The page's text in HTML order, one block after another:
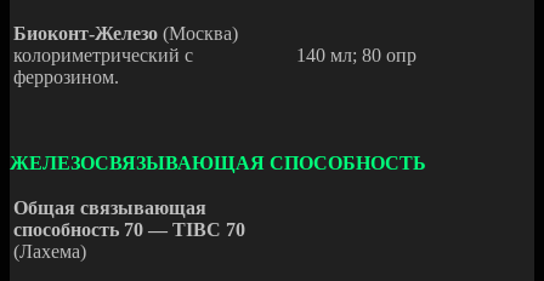
Биоконт-Железо (Москва)
колориметрический с
феррозином.
140 мл; 80 опр
ЖЕЛЕЗОСВЯЗЫВАЮЩАЯ СПОСОБНОСТЬ
Общая связывающая
способность 70 — TIBC 70
(Лахема)